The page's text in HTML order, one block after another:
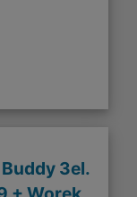
3el.